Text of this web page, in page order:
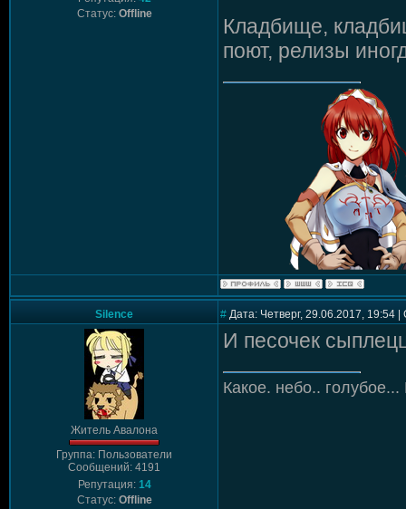
Статус: Offline
Кладбище,
поют, релизы
Silence # Дата: Четверг, 29.06.2017, 19:54
Житель Авалона
Группа: Пользователи
Сообщений: 4191
Репутация: 14
Статус: Offline
И песочек
Какое. небо..